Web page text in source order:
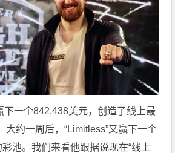
下一个842,438美元，创造了线上最
大约一周后，“Limitless”又赢下一个
池。我们来看他跟据说现在“线上